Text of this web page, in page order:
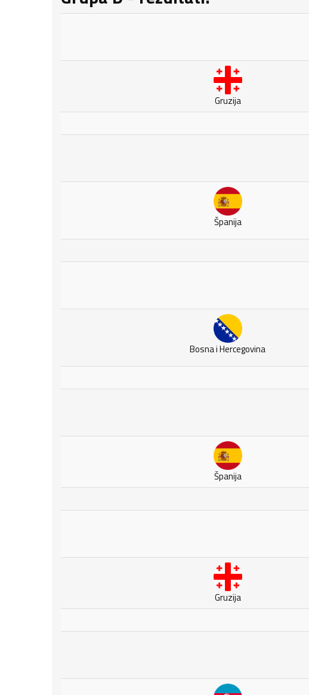
Gruzija
Španija
Bosna i Hercegovina
Španija
Gruzija